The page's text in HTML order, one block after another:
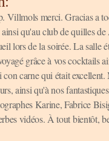
Villmols merci. Gracias a
qu'au club de quilles
lors de la soirée. La salle
grâce à vos cocktails
carne qui était
ainsi qu'à nos
Karine, Fabrice
vidéos. À tout bientôt,